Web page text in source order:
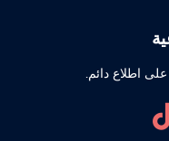
اطلاع دائم.